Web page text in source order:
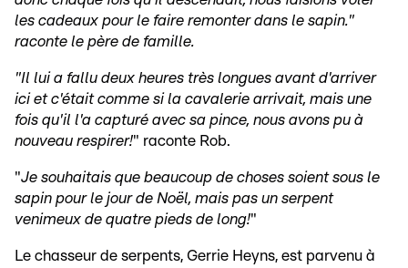
les cadeaux pour le faire remonter dans le sapin."
raconte le père de famille.
"Il lui a fallu deux heures très longues avant d'arriver
ici et c'était comme si la cavalerie arrivait, mais une
fois qu'il l'a capturé avec sa pince, nous avons pu à
nouveau respirer!" raconte Rob.
"Je souhaitais que beaucoup de choses soient sous le
sapin pour le jour de Noël, mais pas un serpent
venimeux de quatre pieds de long!"
Le chasseur de serpents, Gerrie Heyns, est parvenu à